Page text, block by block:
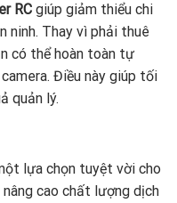
RC giúp giảm thiểu chi
ninh. Thay vì phải thuê
có thể hoàn toàn tự
Điều này giúp tối
quản lý.
lựa chọn tuyệt vời cho
nâng cao chất lượng dịch